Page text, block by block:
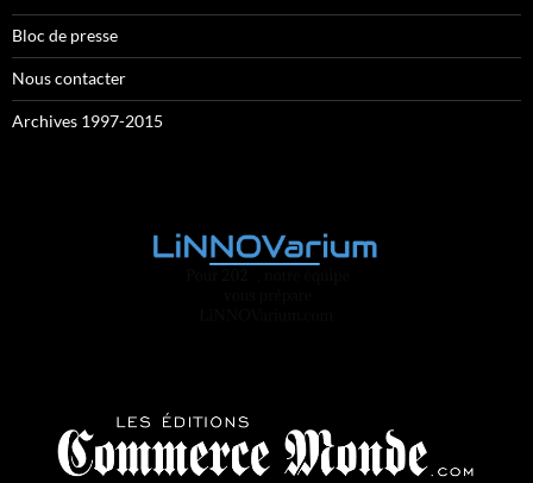
Bloc de presse
Nous contacter
Archives 1997-2015